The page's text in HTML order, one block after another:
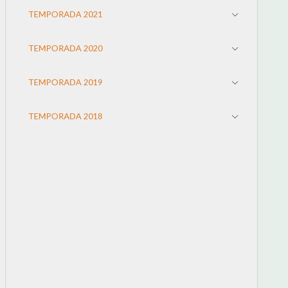
TEMPORADA 2021
TEMPORADA 2020
TEMPORADA 2019
TEMPORADA 2018